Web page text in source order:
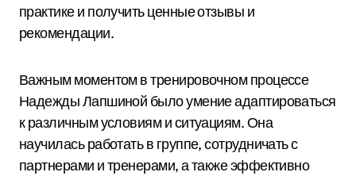
практике и получить ценные отзывы и
рекомендации.
Важным моментом в тренировочном процессе
Надежды Лапшиной было умение адаптироваться
к различным условиям и ситуациям. Она
научилась работать в группе, сотрудничать с
партнерами и тренерами, а также эффективно